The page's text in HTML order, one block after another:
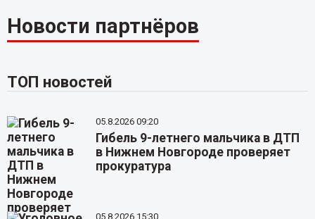
Новости партнёров
ТОП новостей
05.8.2026 09:20
Гибель 9-летнего мальчика в ДТП
в Нижнем Новгороде проверяет
прокуратура
05.8.2026 15:30